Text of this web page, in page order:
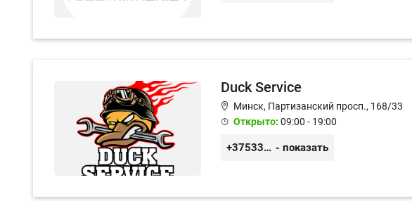
Duck Service
Минск, Партизанский просп., 168/33
Открыто: 09:00 - 19:00
+375333416710 - показать